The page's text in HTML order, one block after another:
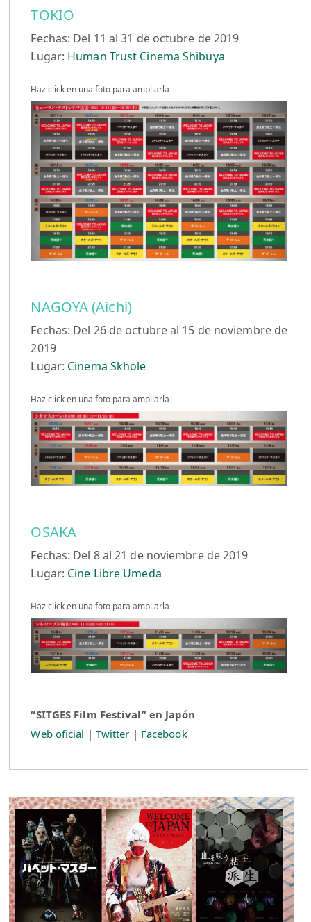
TOKIO
Fechas: Del 11 al 31 de octubre de 2019
Lugar: Human Trust Cinema Shibuya
Haz click en una foto para ampliarla
NAGOYA (Aichi)
Fechas: Del 26 de octubre al 15 de noviembre de
2019
Lugar: Cinema Skhole
Haz click en una foto para ampliarla
OSAKA
Fechas: Del 8 al 21 de noviembre de 2019
Lugar: Cine Libre Umeda
Haz click en una foto para ampliarla
“SITGES Film Festival” en Japón
Web oficial | Twitter | Facebook